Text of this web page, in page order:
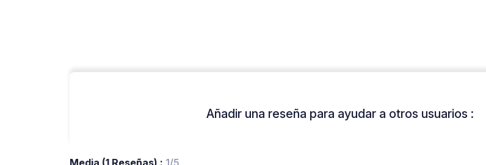
Añadir una reseña para ayudar a otros usuarios :
Media (1 Reseñas) : 1/5